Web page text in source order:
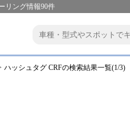
リング情報90件
ハッシュタグ CRFの検索結果一覧(1/3)